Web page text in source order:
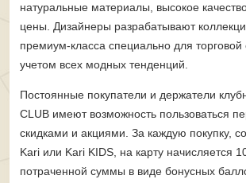
натуральные материалы, высокое
цены. Дизайнеры разрабатывают
премиум-класса специально для торговой
учетом всех модных тенденций.
Постоянные покупатели и держатели
CLUB имеют возможность пользоваться
скидками и акциями. За каждую покупку,
Kari или Kari KIDS, на карту начисляется
потраченной суммы в виде бонусных